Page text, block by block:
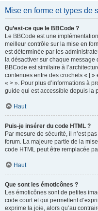
Mise en forme et types de
Qu’est-ce que le BBCode ?
Le BBCode est une
meilleur contrôle sur la mise en
est déterminée par les
la désactiver sur chaque
BBCode est similaire à
contenues entre des crochets « [ »
« > ». Pour plus d’informations à
guide qui est accessible depuis la
Haut
Puis-je insérer du code HTML ?
Par mesure de sécurité, il n’est
forum. La majeure partie de la
code HTML peut être remplacée
Haut
Que sont les émoticônes ?
Les émoticônes sont de petites
code court et qui permettent
exprime la joie, alors qu’au